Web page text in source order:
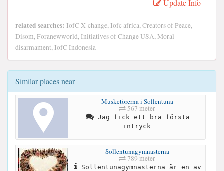
Update Info
related searches: IofC X-change, Iofc africa, Creators of Peace,
Disom, Foranewworld, Initiatives of Change USA, Moral
disarmament, IofC Indonesia
Similar places near
Musketörerna i Sollentuna
567 meter
Jag fick ett bra första
intryck
Sollentunagymnasterna
789 meter
Sollentunagymnasterna är en av